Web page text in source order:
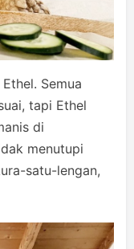
Semua
tapi Ethel
di
menutupi
satu-lengan,